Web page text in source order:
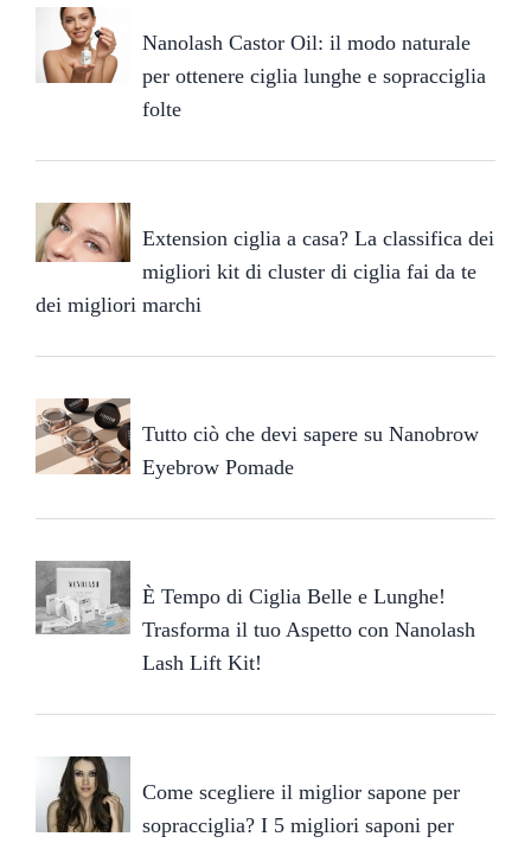
Nanolash Castor Oil: il modo naturale
per ottenere ciglia lunghe e sopracciglia
folte
Extension ciglia a casa? La classifica dei
migliori kit di cluster di ciglia fai da te
dei migliori marchi
Tutto ciò che devi sapere su Nanobrow
Eyebrow Pomade
È Tempo di Ciglia Belle e Lunghe!
Trasforma il tuo Aspetto con Nanolash
Lash Lift Kit!
Come scegliere il miglior sapone per
sopracciglia? I 5 migliori saponi per